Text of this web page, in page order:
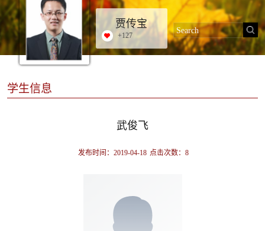
贾传宝
+127
学生信息
武俊飞
发布时间：2019-04-18 点击次数： 8